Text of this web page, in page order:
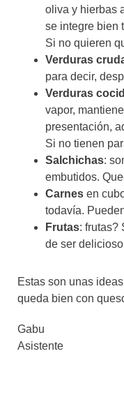
oliva y hierbas
se integre bien
Si no quieren
Verduras
para decir,
Verduras
vapor,
presentación,
Si no tienen
Salchichas:
embutidos.
Carnes en
todavía.
Frutas: frutas?
de ser
Estas son unas
queda bien con
Gabu
Asistente